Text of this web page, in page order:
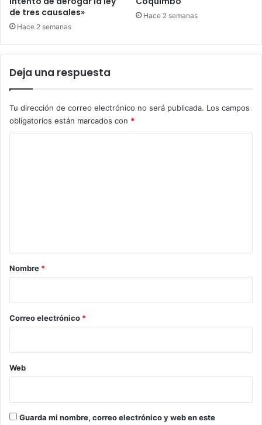
de tres causales»
Hace 2 semanas
Hace 2 semanas
Deja una respuesta
Tu dirección de correo electrónico no será publicada. Los campos
obligatorios están marcados con *
r
*
Nombre *
Correo electrónico *
Web
Guarda mi nombre, correo electrónico y web en este